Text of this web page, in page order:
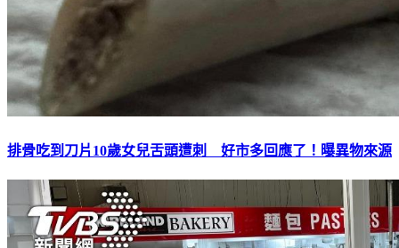
排骨吃到刀片10歲女兒舌頭遭刺 好市多回應了！曝異物來源